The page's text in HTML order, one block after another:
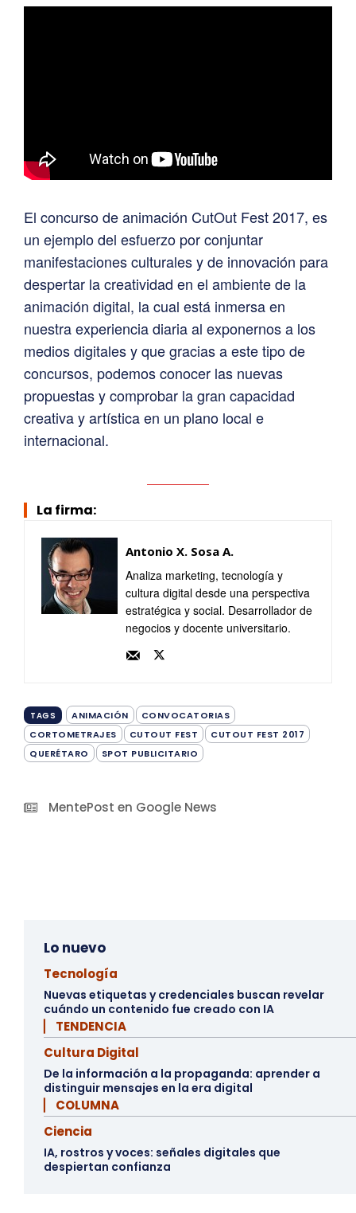
El concurso de animación CutOut Fest 2017, es
un ejemplo del esfuerzo por conjuntar
manifestaciones culturales y de innovación para
despertar la creatividad en el ambiente de la
animación digital, la cual está inmersa en
nuestra experiencia diaria al exponernos a los
medios digitales y que gracias a este tipo de
concursos, podemos conocer las nuevas
propuestas y comprobar la gran capacidad
creativa y artística en un plano local e
internacional.
La firma:
Antonio X. Sosa A.
Analiza marketing, tecnología y
cultura digital desde una perspectiva
estratégica y social. Desarrollador de
negocios y docente universitario.
TAGS ANIMACIÓN
CONVOCATORIAS
CORTOMETRAJES
CUTOUT FEST
CUTOUT FEST 2017
QUERÉTARO
SPOT PUBLICITARIO
MentePost en Google News
Lo nuevo
Tecnología
Nuevas etiquetas y credenciales buscan revelar
cuándo un contenido fue creado con IA
▏ TENDENCIA
Cultura Digital
De la información a la propaganda: aprender a
distinguir mensajes en la era digital
▏ COLUMNA
Ciencia
IA, rostros y voces: señales digitales que
despiertan confianza